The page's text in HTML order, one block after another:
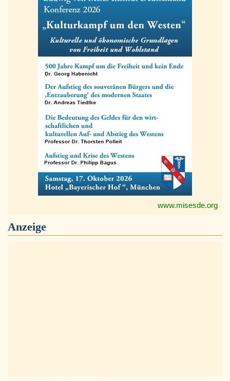
www.misesde.org
Anzeige